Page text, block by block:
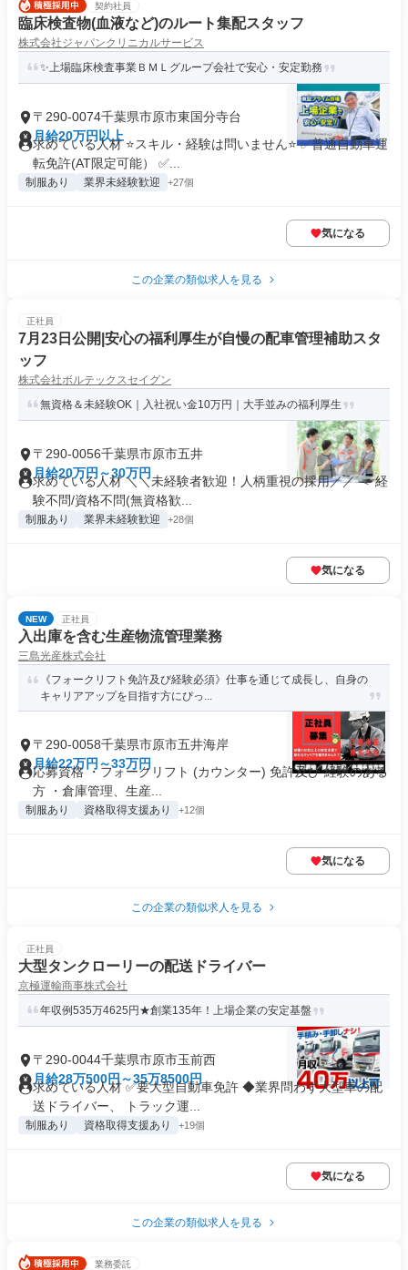
契約社員
臨床検査物(血液など)のルート集配スタッフ
株式会社ジャパンクリニカルサービス
✨上場臨床検査事業ＢＭＬグループ会社で安心・安定勤務
〒290-0074千葉県市原市東国分寺台
月給20万円以上
求めている人材 ⭐スキル・経験は問いません⭐ ✅普通自動車運
転免許(AT限定可能） ✅...
制服あり 業界未経験歓迎 +27個
気になる
この企業の類似求人を見る
正社員
7月23日公開|安心の福利厚生が自慢の配車管理補助スタ
ッフ
株式会社ボルテックスセイグン
無資格＆未経験OK｜入社祝い金10万円｜大手並みの福利厚生
〒290-0056千葉県市原市五井
月給20万円～30万円
求めている人材 ＼＼未経験者歓迎！人柄重視の採用／／ ＜ 経
験不問/資格不問(無資格歓...
制服あり 業界未経験歓迎 +28個
気になる
NEW 正社員
入出庫を含む生産物流管理業務
三島光産株式会社
《フォークリフト免許及び経験必須》仕事を通じて成長し、自身の
キャリアアップを目指す方にぴっ...
〒290-0058千葉県市原市五井海岸
月給22万円～33万円
応募資格 ・フォークリフト (カウンター) 免許及び 経験のある
方 ・倉庫管理、生産...
制服あり 資格取得支援あり +12個
気になる
この企業の類似求人を見る
正社員
大型タンクローリーの配送ドライバー
京極運輸商事株式会社
年収例535万4625円★創業135年！上場企業の安定基盤
〒290-0044千葉県市原市玉前西
月給28万500円～35万8500円
求めている人材 ✅要大型自動車免許 ◆業界問わず大型車の配
送ドライバー、 トラック運...
制服あり 資格取得支援あり +19個
気になる
この企業の類似求人を見る
業務委託